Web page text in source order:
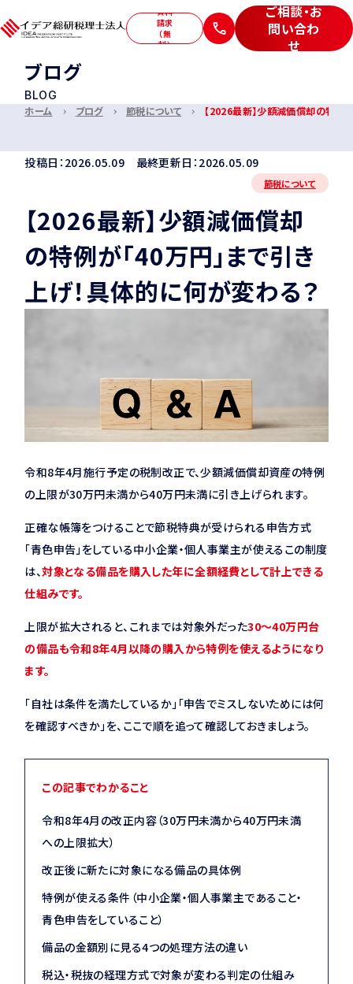
サービス
私たちについて
ブログ
ご相談・お問い合わせ
資料
請求
（無
料）
ご相談・お
問い合わ
せ
ブログ
BLOG
ホーム ブログ 節税について 【2026最新】少額減価償却の特例
投稿日：2026.05.09 最終更新日：2026.05.09
節税について
【2026最新】少額減価償却
の特例が「40万円」まで引き
上げ！具体的に何が変わる？
令和8年4月施行予定の税制改正で、少額減価償却資産の特例
の上限が30万円未満から40万円未満に引き上げられます。
正確な帳簿をつけることで節税特典が受けられる申告方式
「青色申告」をしている中小企業・個人事業主が使えるこの制度
は、対象となる備品を購入した年に全額経費として計上できる
仕組みです。
上限が拡大されると、これまでは対象外だった30〜40万円台
の備品も令和8年4月以降の購入から特例を使えるようになり
ます。
「自社は条件を満たしているか」「申告でミスしないためには何
を確認すべきか」を、ここで順を追って確認しておきましょう。
この記事でわかること
令和8年4月の改正内容（30万円未満から40万円未満
への上限拡大）
改正後に新たに対象になる備品の具体例
特例が使える条件（中小企業・個人事業主であること・
青色申告をしていること）
備品の金額別に見る4つの処理方法の違い
税込・税抜の経理方式で対象が変わる判定の仕組み